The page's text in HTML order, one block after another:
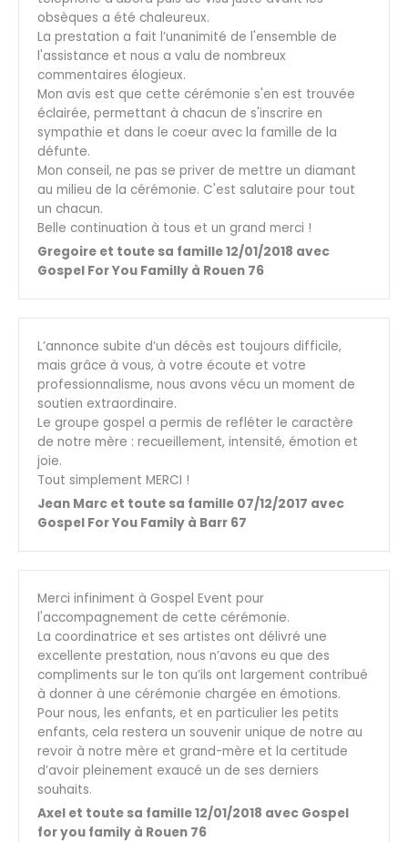
obsèques a été chaleureux.
La prestation a fait l’unanimité de l'ensemble de
l'assistance et nous a valu de nombreux
commentaires élogieux.
Mon avis est que cette cérémonie s'en est trouvée
éclairée, permettant à chacun de s'inscrire en
sympathie et dans le coeur avec la famille de la
défunte.
Mon conseil, ne pas se priver de mettre un diamant
au milieu de la cérémonie. C'est salutaire pour tout
un chacun.
Belle continuation à tous et un grand merci !
Gregoire et toute sa famille 12/01/2018 avec
Gospel For You Familly à Rouen 76
L’annonce subite d’un décès est toujours difficile,
mais grâce à vous, à votre écoute et votre
professionnalisme, nous avons vécu un moment de
soutien extraordinaire.
Le groupe gospel a permis de refléter le caractère
de notre mère : recueillement, intensité, émotion et
joie.
Tout simplement MERCI !
Jean Marc et toute sa famille 07/12/2017 avec
Gospel For You Family à Barr 67
Merci infiniment à Gospel Event pour
l'accompagnement de cette cérémonie.
La coordinatrice et ses artistes ont délivré une
excellente prestation, nous n’avons eu que des
compliments sur le ton qu’ils ont largement contribué
à donner à une cérémonie chargée en émotions.
Pour nous, les enfants, et en particulier les petits
enfants, cela restera un souvenir unique de notre au
revoir à notre mère et grand-mère et la certitude
d’avoir pleinement exaucé un de ses derniers
souhaits.
Axel et toute sa famille 12/01/2018 avec Gospel
for you family à Rouen 76